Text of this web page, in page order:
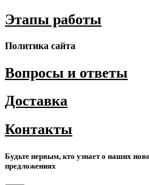
Этапы работы
Политика сайта
Вопросы и ответы
Доставка
Контакты
Будьте первым, кто узнает о наших
предложениях